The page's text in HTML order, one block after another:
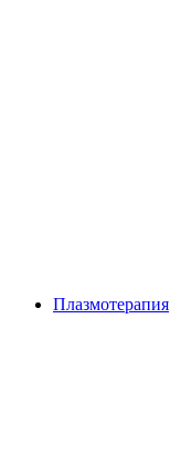
Плазмотерапия